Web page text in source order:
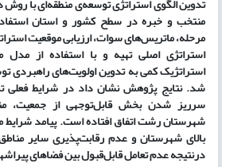
منتخب و خبره در سطح کشور و استان
مرحله، ماتریس‌های سوات، ارزیابی موقعیت
استراتژی اصلی تهیه و با استفاده از مدل
استراتژیک کمی به تدوین اولویت‌های راهبردی
شد. نتایج پژوهش نشان داد در شرایط فعلی
سرریز شدن بخش قابل‌توجهی از جمعیت،
شهرستان رشت اتفاق افتاده است. پیامد شرایط
بالای شهرستان و عدم رقابت‌پذیری سایر
درنتیجه عدم تعامل قابل‌قبول بین فضاهای